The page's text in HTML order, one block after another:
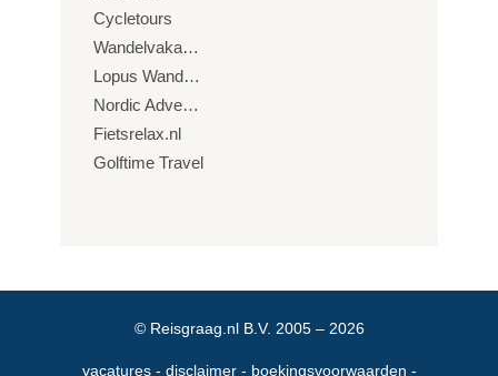
Cycletours
Wandelvakanties Europa
Lopus Wandelreizen
Nordic Adventure Trails
Fietsrelax.nl
Golftime Travel
© Reisgraag.nl B.V. 2005 – 2026
vacatures disclaimer boekingsvoorwaarden